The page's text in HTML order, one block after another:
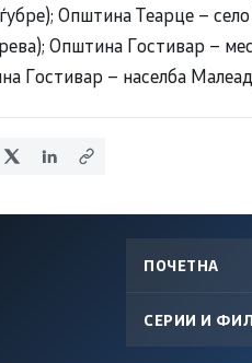
Општина Теарце –
Општина Гостивар –
Гостивар – населба
ПОЧЕТНА
СЕРИИ И